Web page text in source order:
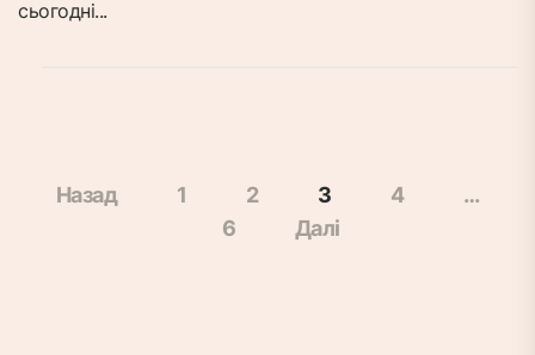
сьогодні...
Навігація
Назад 1 2 3 4
…
6
Далі